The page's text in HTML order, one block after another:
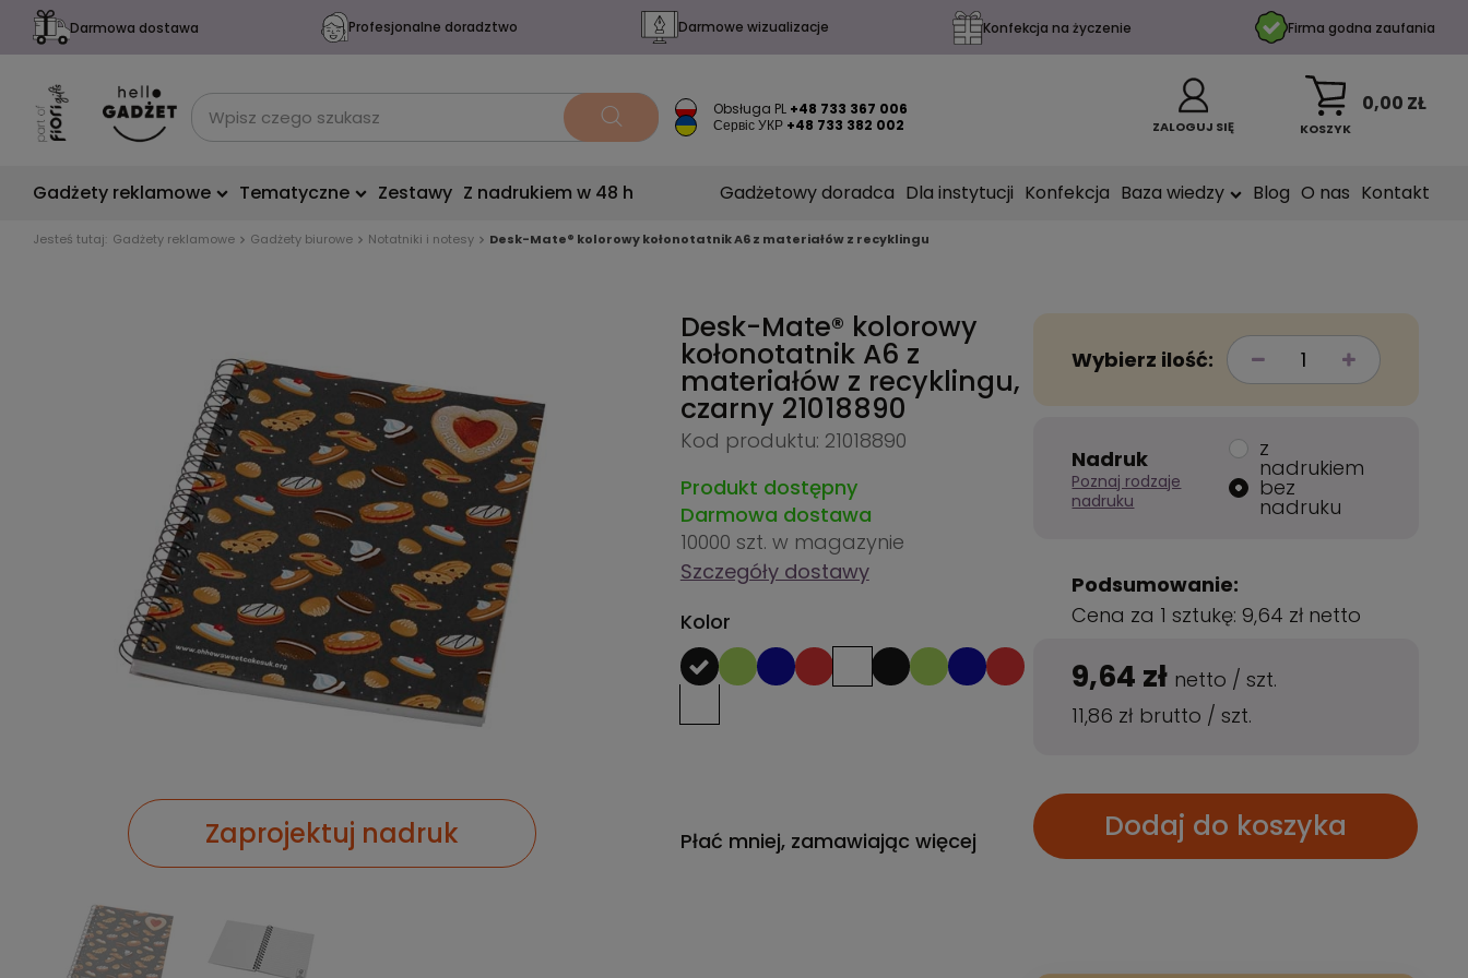
Darmowa dostawa Profesjonalne doradztwo Darmowe wizualizacje Konfekcja na życzenie Firma godna zaufania
Obsługa PL +48 733 367 006
Сервіс УКР +48 733 382 002 ZALOGUJ SIĘ KOSZYK
0,00 ZŁ
Gadżety reklamowe Tematyczne Zestawy Z nadrukiem w 48 h Gadżetowy doradca Dla instytucji Konfekcja Baza wiedzy Blog O nas Kontakt
Jesteś tutaj: Gadżety reklamowe Gadżety biurowe Notatniki i notesy Desk-Mate® kolorowy kołonotatnik A6 z materiałów z recyklingu
Zaprojektuj nadruk
Desk-Mate® kolorowy
kołonotatnik A6 z
materiałów z recyklingu,
czarny 21018890
Kod produktu: 21018890
Produkt dostępny
Darmowa dostawa
10000 szt. w magazynie
Szczegóły dostawy
Kolor
Płać mniej, zamawiając więcej
Wybierz ilość:
Nadruk
Poznaj rodzaje
nadruku
z
nadrukiem
bez
nadruku
Podsumowanie:
Cena za 1 sztukę: 9,64 zł netto
9,64 zł netto /szt.
11,86 zł brutto /szt.
Dodaj do koszyka